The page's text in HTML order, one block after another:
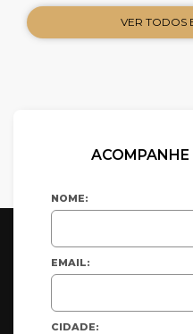
VER TODOS
NOME:
EMAIL:
CIDADE: